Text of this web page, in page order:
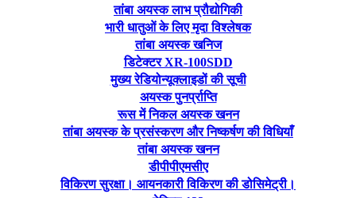
तांबा अयस्क लाभ प्रौद्योगिकी
भारी धातुओं के लिए मृदा विश्लेषक
तांबा अयस्क खनिज
डिटेक्टर XR-100SDD
मुख्य रेडियोन्यूक्लाइडों की सूची
अयस्क पुनर्प्राप्ति
रूस में निकल अयस्क खनन
तांबा अयस्क के प्रसंस्करण और निष्कर्षण की विधियाँ
तांबा अयस्क खनन
डीपीपीएमसीए
विकिरण सुरक्षा। आयनकारी विकिरण की डोसिमेट्री।